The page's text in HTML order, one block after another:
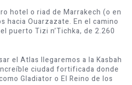
hotel o riad de Marrakech (o en
hacia Ouarzazate. En el camino
puerto Tizi n’Tichka, de 2.260
el Atlas llegaremos a la Kasbah
ciudad fortificada donde
Gladiator o El Reino de los